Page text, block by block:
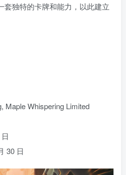
套独特的卡牌和能力，以此建立
Maple Whispering Limited
30 日